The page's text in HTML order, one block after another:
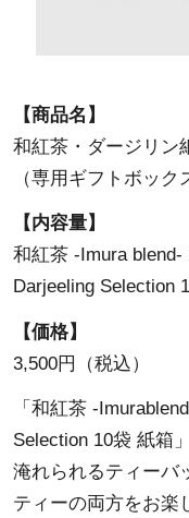
【商品名】
和紅茶・ダージリン
（専用ギフトボック
【内容量】
和紅茶 -Imura blend-
Darjeeling Selection
【価格】
3,500円（税込）
「和紅茶 -
Selection 10袋 紙箱
淹れられるティーバ
ティーの両方をお楽